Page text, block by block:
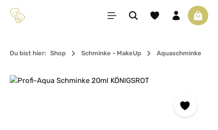
Zum Hauptinhalt springen Du hast 0 Produkte
Du bist hier: Shop Schminke - MakeUp Aquaschminke
Bildergalerie überspringen